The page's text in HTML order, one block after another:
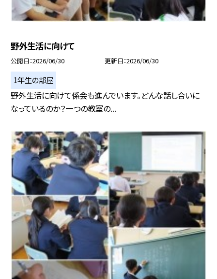
野外生活に向けて
公開日 2026/06/30 更新日 2026/06/30
1年生の部屋
野外生活に向けて係会も進んでいます。どんな話し合いに
なっているのか？一つの教室の...